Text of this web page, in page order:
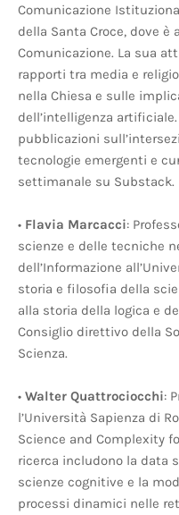
Comunicazione
della Santa Croce, dove
Comunicazione. La sua
rapporti tra media e
nella Chiesa e sulle
dell’intelligenza
pubblicazioni
tecnologie emergenti e
settimanale su Substack.
• Flavia Marcacci:
scienze e delle tecniche
dell’Informazione
storia e filosofia della
alla storia della logica e
Consiglio direttivo della
Scienza.
• Walter Quattrociocchi:
l’Università Sapienza di
Science and Complexity
ricerca includono la data
scienze cognitive e la
processi dinamici nelle